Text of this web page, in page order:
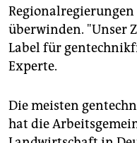
Regionalregierungen
überwinden. "Unser
Label für
Experte.
Die meisten
hat die